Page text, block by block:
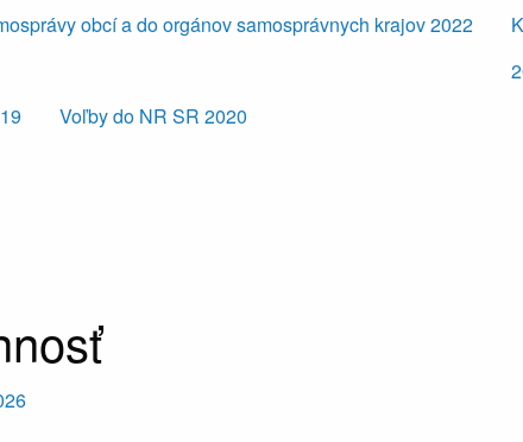
obcí a do orgánov samosprávnych krajov 2022
Voľby do NR SR 2020